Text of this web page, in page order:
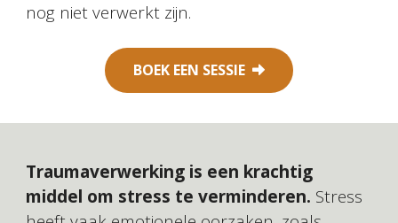
nog niet verwerkt zijn.
BOEK EEN SESSIE
Traumaverwerking is een krachtig
middel om stress te verminderen. Stress